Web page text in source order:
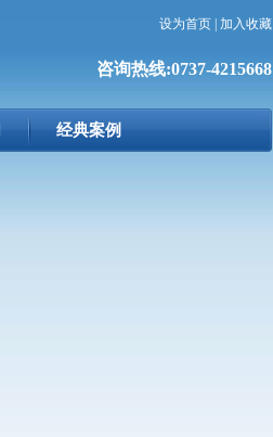
设为首页 加入收藏
咨询热线:0737-4215668
经典案例